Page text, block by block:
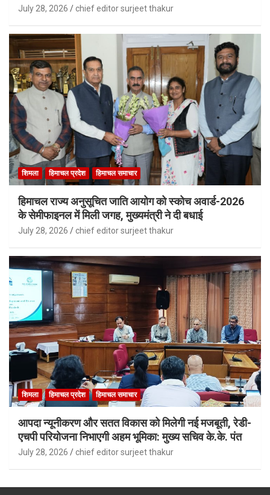
July 28, 2026 chief editor surjeet thakur
शिमला हिमाचल प्रदेश हिमाचल समाचार
हिमाचल राज्य अनुसूचित जाति आयोग को स्कोच अवार्ड-2026
के सेमीफाइनल में मिली जगह, मुख्यमंत्री ने दी बधाई
July 28, 2026 chief editor surjeet thakur
शिमला हिमाचल प्रदेश हिमाचल समाचार
आपदा न्यूनीकरण और सतत विकास को मिलेगी नई मजबूती, रेडी-
एचपी परियोजना निभाएगी अहम भूमिका: मुख्य सचिव के.के. पंत
July 28, 2026 chief editor surjeet thakur